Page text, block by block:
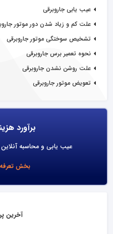
عیب یابی جاروبرقی
علت کم و زیاد شدن دور موتور
تشخیص سوختگی موتور جاروبرقی
نحوه تعمیر برس جاروبرقی
علت روشن نشدن جاروبرقی
تعویض موتور جاروبرقی
برآورد
عیب یابی و محاسبه
بخش
آخرین